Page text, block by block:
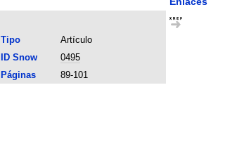
Tipo
Artículo
ID Snow
0495
Páginas
89-101